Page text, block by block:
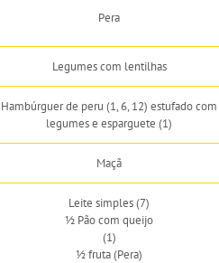
Pera
Legumes com lentilhas
Hambúrguer de peru (1, 6, 12) estufado com
legumes e esparguete (1)
Maçã
Leite simples (7)
½ Pão com queijo
(1)
½ fruta (Pera)